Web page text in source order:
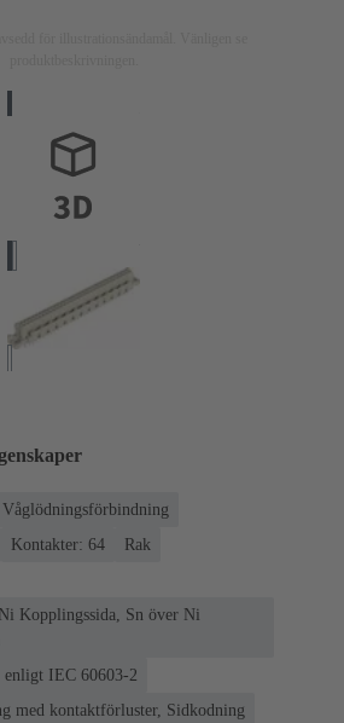
Våglödningsförbindning
Kontakter: 64
Rak
Kopplingssida, Sn över Ni
enligt IEC 60603-2
med kontaktförluster, Sidkodning